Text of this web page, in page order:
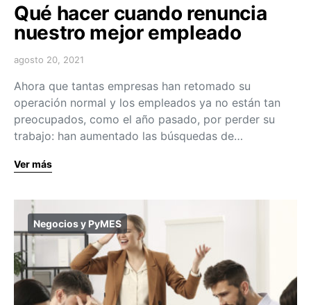
Qué hacer cuando renuncia
nuestro mejor empleado
agosto 20, 2021
Ahora que tantas empresas han retomado su
operación normal y los empleados ya no están tan
preocupados, como el año pasado, por perder su
trabajo: han aumentado las búsquedas de…
Ver más
Negocios y PyMES